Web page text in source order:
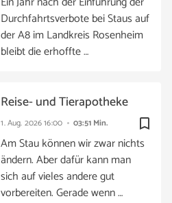
Durchfahrtsverbote bei Staus auf
der A8 im Landkreis Rosenheim
bleibt die erhoffte …
bookmark_border
1. Aug. 202616:00 03:51 Min.
Reise- und Tierapotheke
Am Stau können wir zwar nichts
ändern. Aber dafür kann man
sich auf vieles andere gut
vorbereiten. Gerade wenn …